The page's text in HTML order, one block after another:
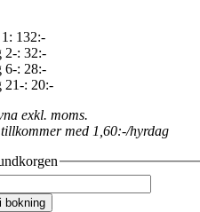
132:-
2-: 32:-
6-: 28:-
21-: 20:-
exkl. moms.
med 1,60:-/hyrdag
bokning